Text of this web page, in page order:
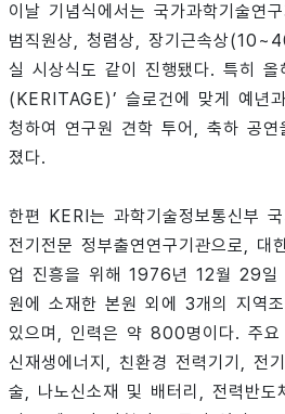
이날 기념식에서는 국가과학기술연
범직원상, 청렴상, 장기근속상
실 시상식도 같이 진행됐다. 특히 올
(KERITAGE)’ 슬로건에 맞게 예년
청하여 연구원 견학 투어, 축하 공
졌다.
한편 KERI는 과학기술정보통신부
전기전문 정부출연연구기관으로, 대
업 진흥을 위해 1976년 12월 29일
원에 소재한 본원 외에 3개의 지역
있으며, 인력은 약 800명이다. 주
신재생에너지, 친환경 전력기기, 전
술, 나노신소재 및 배터리, 전력반도